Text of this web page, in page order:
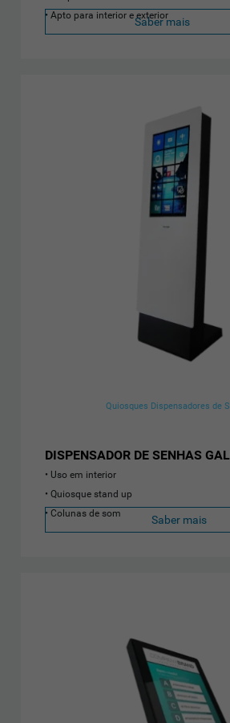
Apto para interior e exterior
Saber mais
Quiosques Dispensadores de
DISPENSADOR DE SENHAS
Uso em interior
Quiosque stand up
Colunas de som
Saber mais